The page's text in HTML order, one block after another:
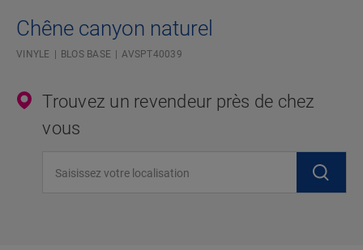
Chêne canyon naturel
VINYLE BLOS BASE AVSPT40039
Trouvez un revendeur près de chez
vous